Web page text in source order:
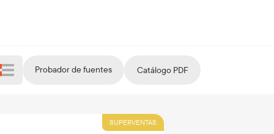
Probador de fuentes Catálogo PDF
SUPERVENTAS